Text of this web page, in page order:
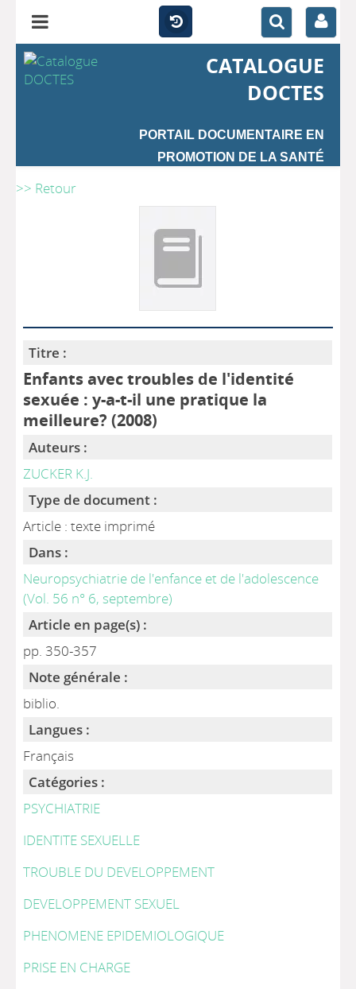
CATALOGUE
DOCTES
PORTAIL DOCUMENTAIRE EN
PROMOTION DE LA SANTÉ
>> Retour
Titre :
Enfants avec troubles de l'identité
sexuée : y-a-t-il une pratique la
meilleure? (2008)
Auteurs :
ZUCKER K.J.
Type de document :
Article : texte imprimé
Dans :
Neuropsychiatrie de l'enfance et de l'adolescence
(Vol. 56 n° 6, septembre)
Article en page(s) :
pp. 350-357
Note générale :
biblio.
Langues :
Français
Catégories :
PSYCHIATRIE
IDENTITE SEXUELLE
TROUBLE DU DEVELOPPEMENT
DEVELOPPEMENT SEXUEL
PHENOMENE EPIDEMIOLOGIQUE
PRISE EN CHARGE